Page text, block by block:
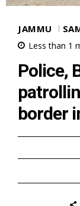
JAMMU
Less than 1
Police,
border